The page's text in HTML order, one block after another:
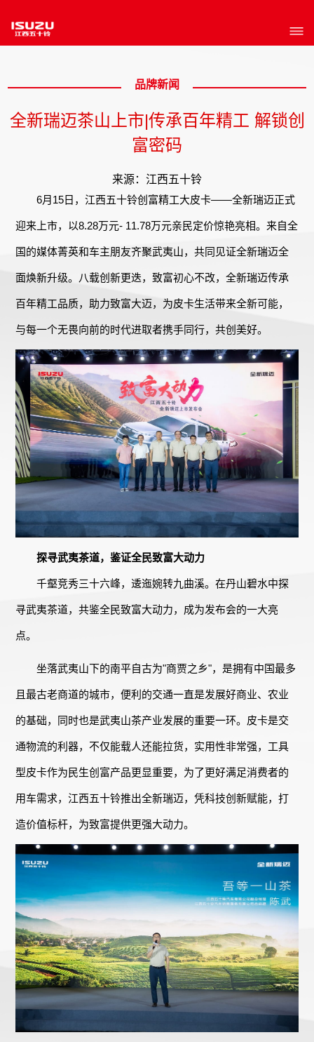
品牌新闻
全新瑞迈茶山上市|传承百年精工 解锁创
富密码
来源：江西五十铃
6月15日，江西五十铃创富精工大皮卡——全新瑞迈正式
迎来上市，以8.28万元- 11.78万元亲民定价惊艳亮相。来自全
国的媒体菁英和车主朋友齐聚武夷山，共同见证全新瑞迈全
面焕新升级。八载创新更迭，致富初心不改，全新瑞迈传承
百年精工品质，助力致富大迈，为皮卡生活带来全新可能，
与每一个无畏向前的时代进取者携手同行，共创美好。
探寻武夷茶道，鉴证全民致富大动力
千壑竞秀三十六峰，逶迤婉转九曲溪。在丹山碧水中探
寻武夷茶道，共鉴全民致富大动力，成为发布会的一大亮
点。
坐落武夷山下的南平自古为"商贾之乡"，是拥有中国最多
且最古老商道的城市，便利的交通一直是发展好商业、农业
的基础，同时也是武夷山茶产业发展的重要一环。皮卡是交
通物流的利器，不仅能载人还能拉货，实用性非常强，工具
型皮卡作为民生创富产品更显重要，为了更好满足消费者的
用车需求，江西五十铃推出全新瑞迈，凭科技创新赋能，打
造价值标杆，为致富提供更强大动力。